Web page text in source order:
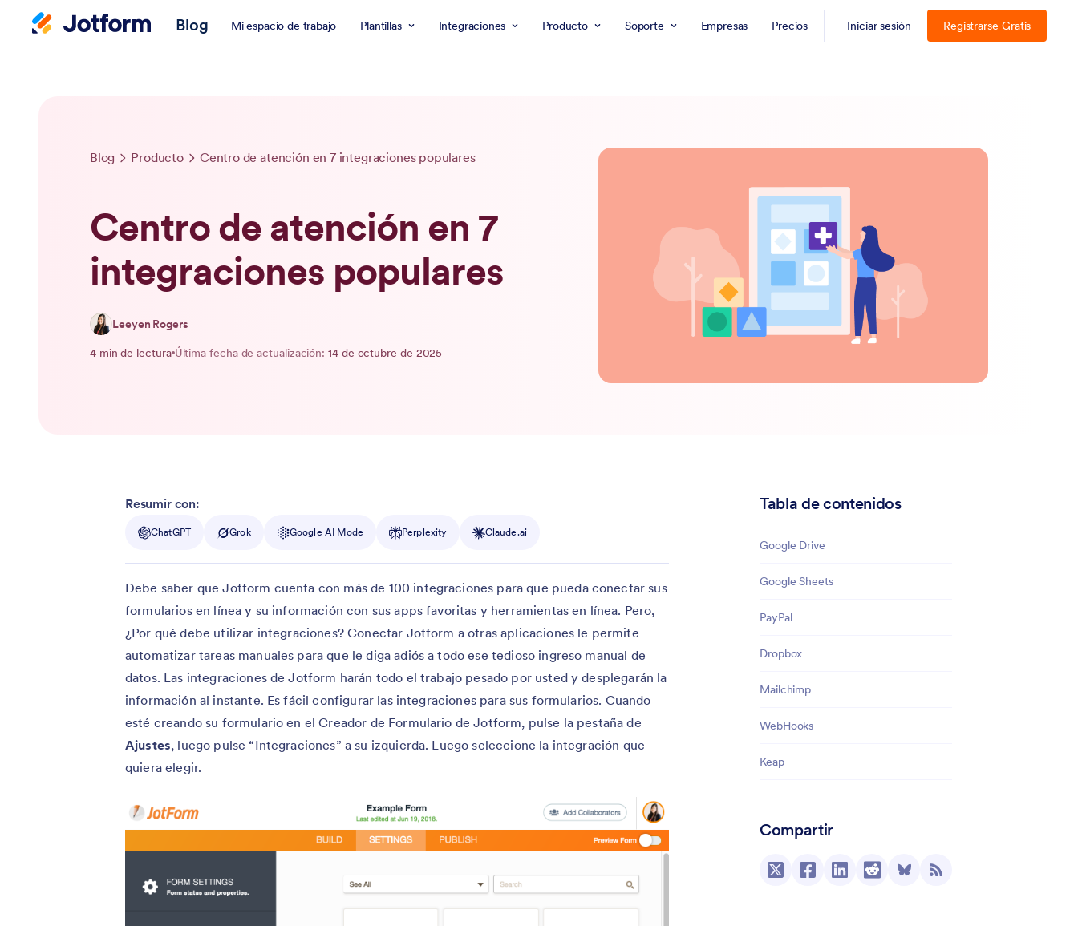
Blog Mi espacio de trabajo Plantillas Integraciones Producto Soporte Empresas Precios Iniciar sesión Registrarse Gratis
Blog Producto Centro de atención en 7 integraciones populares
Centro de atención en 7
integraciones populares
Leeyen Rogers
4 min de lectura Última fecha de actualización: 14 de octubre de 2025
Tabla de contenidos
Google Drive
Google Sheets
PayPal
Dropbox
Mailchimp
WebHooks
Keap
Compartir
Resumir con:
ChatGPT Grok Google AI Mode Perplexity Claude.ai
Debe saber que Jotform cuenta con más de 100 integraciones para que pueda conectar sus
formularios en línea y su información con sus apps favoritas y herramientas en línea. Pero,
¿Por qué debe utilizar integraciones? Conectar Jotform a otras aplicaciones le permite
automatizar tareas manuales para que le diga adiós a todo ese tedioso ingreso manual de
datos. Las integraciones de Jotform harán todo el trabajo pesado por usted y desplegarán la
información al instante. Es fácil configurar las integraciones para sus formularios. Cuando
esté creando su formulario en el Creador de Formulario de Jotform, pulse la pestaña de
Ajustes, luego pulse “Integraciones” a su izquierda. Luego seleccione la integración que
quiera elegir.